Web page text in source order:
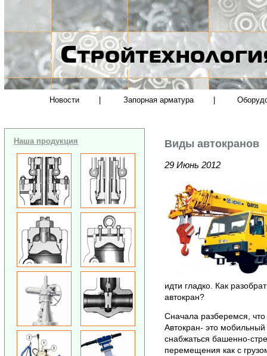
Новости Запорная арматура
Наша продукция Виды автокранов
29 Июнь 2012
идти гладко. Как
автокран?
Сначала разберемся,
Автокран- это
снабжаться башенно-
перемещения как с